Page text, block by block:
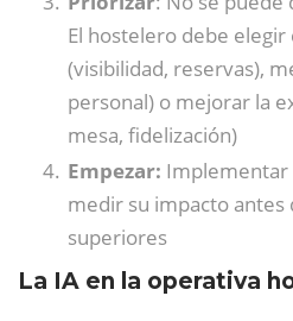
El hostelero debe
(visibilidad, reservas),
personal) o mejorar la
mesa, fidelización)
Empezar: Implementar
medir su impacto antes
superiores
La IA en la operativa